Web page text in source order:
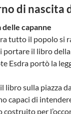
di nascita
delle capanne
tutto il popolo si
portare il libro
Esdra portò la
il libro sulla piazza
capaci di
costruito per